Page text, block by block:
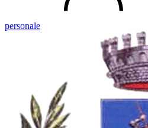
personale